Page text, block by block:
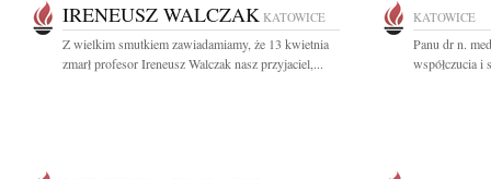
IRENEUSZ WALCZAK KATOWICE
Z wielkim smutkiem zawiadamiamy, że 13 kwietnia
zmarł profesor Ireneusz Walczak nasz przyjaciel,...
KATOWICE
Panu dr n.
współczucia i